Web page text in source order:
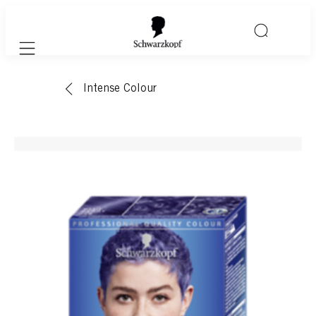
Mobile navigation
Intense Colour